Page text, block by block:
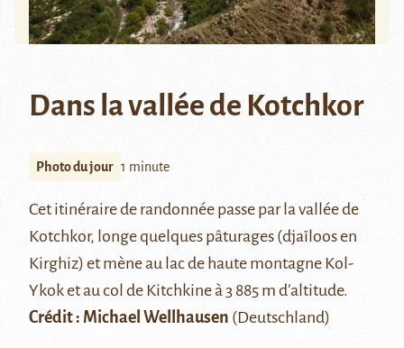
Dans la vallée de Kotchkor
Photo du jour 1 minute
Cet itinéraire de randonnée passe par la vallée de
Kotchkor, longe quelques pâturages (djaïloos en
Kirghiz) et mène au lac de haute montagne Kol-
Ykok et au col de Kitchkine à 3 885 m d’altitude.
Crédit : Michael Wellhausen (Deutschland)